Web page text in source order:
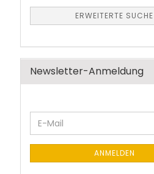
ERWEITERTE SUCHE
Newsletter-Anmeldung
WEITER
ZUR
NEWSLETTER-
E-
Mail
ANMELDEN